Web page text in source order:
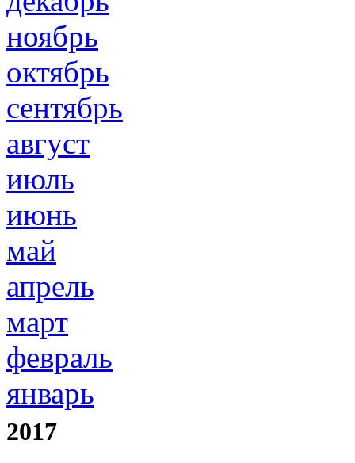
ноябрь
октябрь
сентябрь
август
июль
июнь
май
апрель
март
февраль
январь
2017